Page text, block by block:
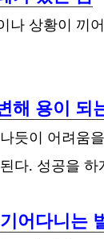
나 상황이 끼
해 용이 되
듯이 어려움
다. 성공을 하
어다니는